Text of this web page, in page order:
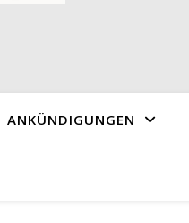
ANKÜNDIGUNGEN